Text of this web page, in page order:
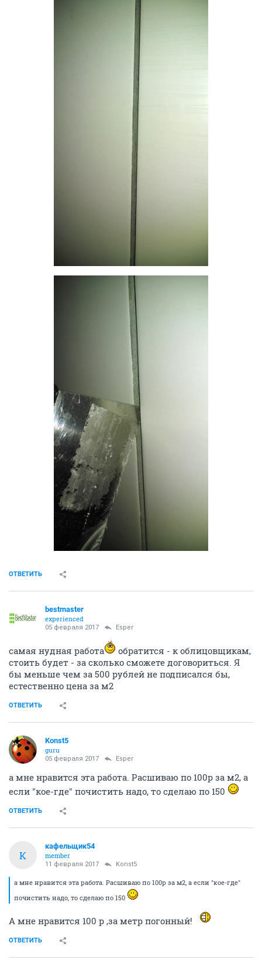
ОТВЕТИТЬ
bestmaster
experienced
05 февраля 2017 Esper
самая нудная работа
обратится - к облицовщикам,
стоить будет - за сколько сможете договориться. Я
бы меньше чем за 500 рублей не подписался бы,
естественно цена за м2
ОТВЕТИТЬ
Konst5
guru
05 февраля 2017 Esper
а мне нравится эта работа. Расшиваю по 100р за м2, а
если "кое-где" почистить надо, то сделаю по 150
ОТВЕТИТЬ
К
кафельщик54
member
11 февраля 2017 Konst5
а мне нравится эта работа. Расшиваю по 100р за м2, а если "кое-где"
почистить надо, то сделаю по 150
А мне нравится 100 р ,за метр погонный!
ОТВЕТИТЬ